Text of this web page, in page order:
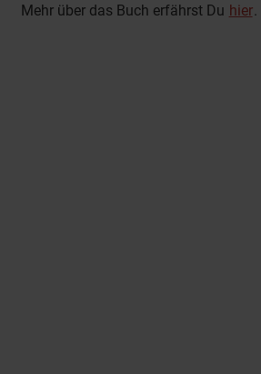
Mehr über das Buch erfährst Du hier.